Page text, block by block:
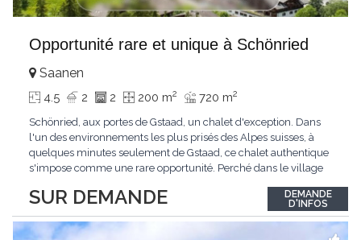
Opportunité rare et unique à Schönried
SUR DEMANDE
Saanen
4.5 2 2 200 m2 720 m2
Schönried, aux portes de Gstaad, un chalet d'exception. Dans
l'un des environnements les plus prisés des Alpes suisses, à
quelques minutes seulement de Gstaad, ce chalet authentique
s'impose comme une rare opportunité. Perché dans le village
station et les sommets qui l'encadrent, un spectacle qui change
au fil des saisons. Avec...
DEMANDE
D'INFOS